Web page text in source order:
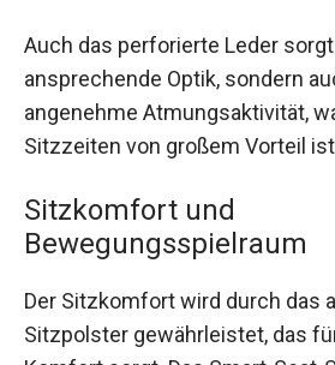
Auch das perforierte Leder
ansprechende Optik, sondern
angenehme Atmungsaktivität,
Sitzzeiten von großem Vorteil
Sitzkomfort und
Bewegungsspielraum
Der Sitzkomfort wird durch das
Sitzpolster gewährleistet, das